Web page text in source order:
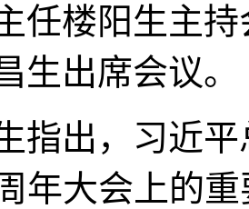
任楼阳生主
生出席会议。
出，习近平
年大会上的